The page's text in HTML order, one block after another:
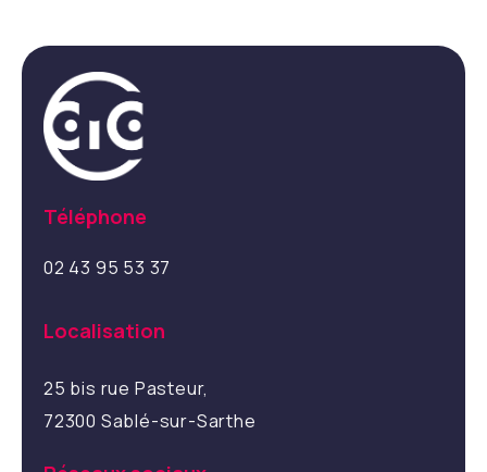
Téléphone
02 43 95 53 37
Localisation
25 bis rue Pasteur,
72300 Sablé-sur-Sarthe